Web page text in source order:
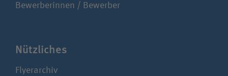
Bewerberinnen / Bewerber
Nützliches
Flyerarchiv